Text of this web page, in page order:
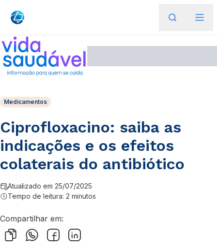
Medicamentos
Ciprofloxacino: saiba as
indicações e os efeitos
colaterais do antibiótico
Atualizado em 25/07/2025
Tempo de leitura: 2 minutos
Compartilhar em: